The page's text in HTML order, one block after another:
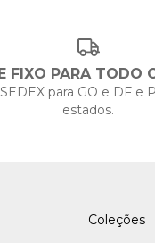
FIXO PARA TODO
para GO e DF e
estados.
Coleções